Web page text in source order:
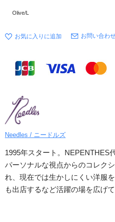
Olive/L
お問い合わ
Needles / ニードルズ
1995年スタート。NEPENTHES
パーソナルな視点からのコレク
れ、現在では生かしにくい洋服
も出店するなど活躍の場を広げて